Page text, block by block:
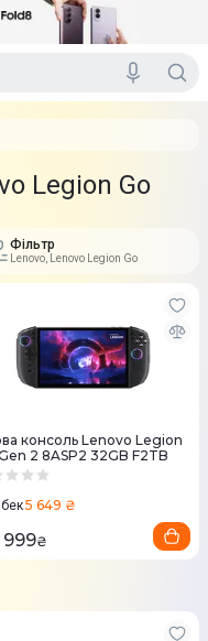
Legion Go
Фільтр
Lenovo, Lenovo Legion Go
консоль Lenovo Legion
2 8ASP2 32GB F2TB
5 649 ₴
999₴